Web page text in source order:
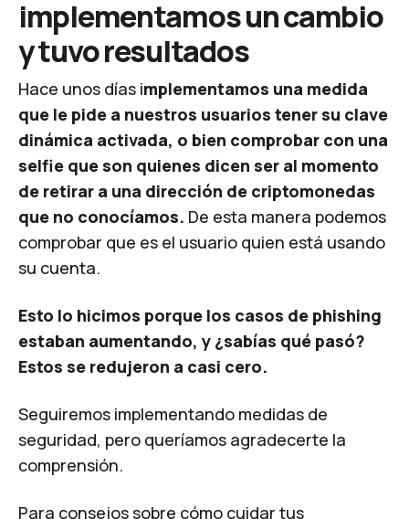
implementamos un cambio
y tuvo resultados
Hace unos días implementamos una medida
que le pide a nuestros usuarios tener su clave
dinámica activada, o bien comprobar con una
selfie que son quienes dicen ser al momento
de retirar a una dirección de criptomonedas
que no conocíamos. De esta manera podemos
comprobar que es el usuario quien está usando
su cuenta.
Esto lo hicimos porque los casos de phishing
estaban aumentando, y ¿sabías qué pasó?
Estos se redujeron a casi cero.
Seguiremos implementando medidas de
seguridad, pero queríamos agradecerte la
comprensión.
Para consejos sobre cómo cuidar tus